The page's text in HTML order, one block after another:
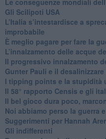
​Gli Scilipoti USA
L’Italia s’intestardisce a
improbabile
È meglio pagare per fare la
​L’innalzamento delle acque
​Il progressivo innalzamento
​Gunter Pauli e il
I tipping points e la stupidità
​Il 58° rapporto Censis e gli
​Il bel gioco dura poco,
Noi abbiamo perso la guerra
Suggerimenti per Hannah
​Gli indifferenti